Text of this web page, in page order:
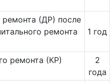
ремонта (ДР) после
ремонта
1 год
ремонта (КР)
2
года